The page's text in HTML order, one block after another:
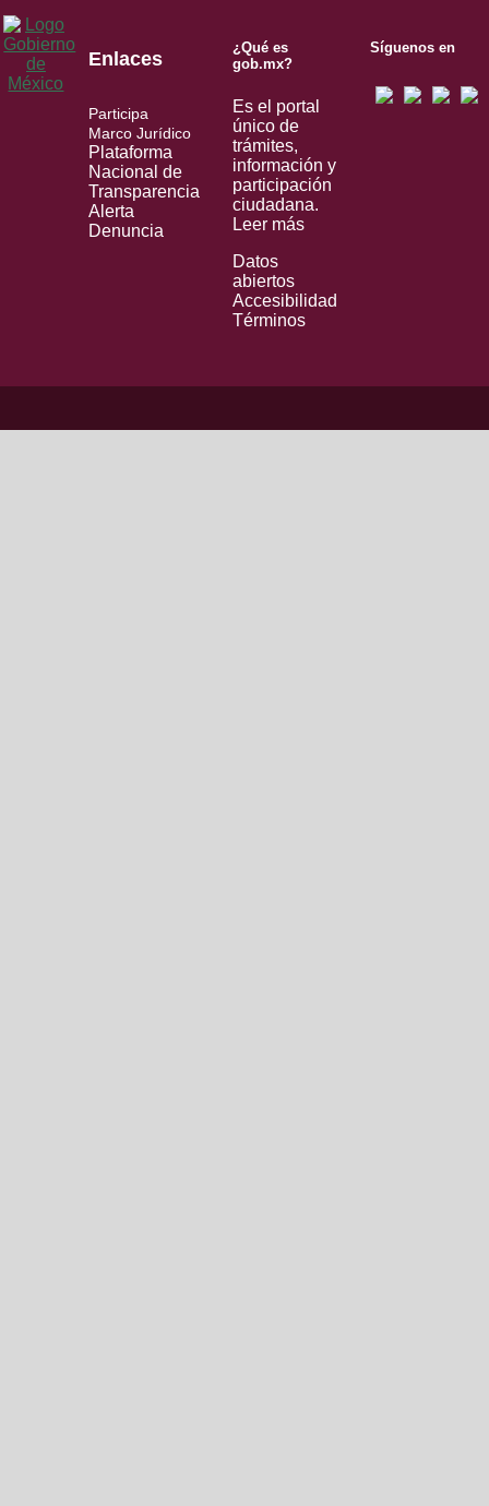
Enlaces
Participa
Marco Jurídico
Plataforma
Nacional de
Transparencia
Alerta
Denuncia
¿Qué es
gob.mx?
Es el portal
único de
trámites,
información y
participación
ciudadana.
Leer más
Datos
abiertos
Accesibilidad
Términos
Síguenos en